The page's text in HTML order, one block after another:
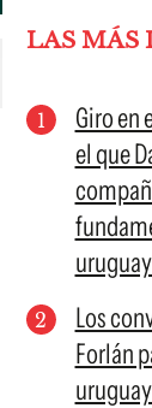
LAS MÁS
Giro en
el que
Los
Forlán